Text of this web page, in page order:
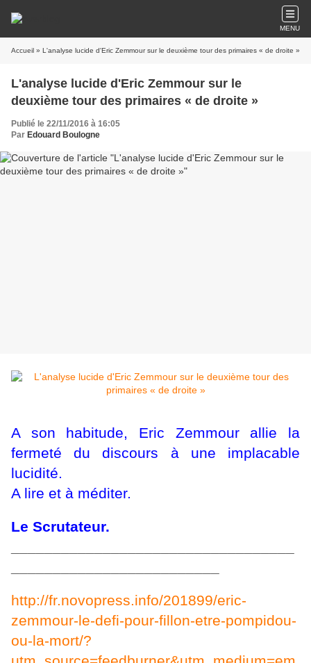
MENU
Accueil » L'analyse lucide d'Eric Zemmour sur le deuxième tour des primaires « de droite »
L'analyse lucide d'Eric Zemmour sur le
deuxième tour des primaires « de droite »
Publié le 22/11/2016 à 16:05
Par Edouard Boulogne
A son habitude, Eric Zemmour allie la
fermeté du discours à une implacable
lucidité.
A lire et à méditer.
Le Scrutateur.
http://fr.novopress.info/201899/eric-
zemmour-le-defi-pour-fillon-etre-pompidou-
ou-la-mort/?